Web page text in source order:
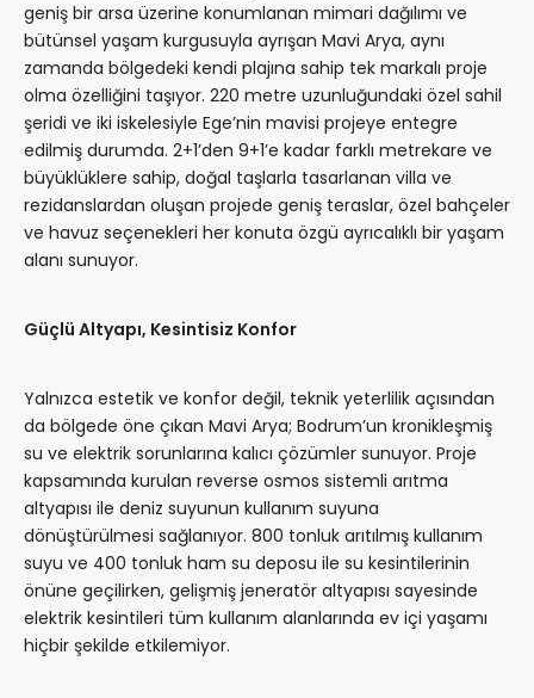
geniş bir arsa üzerine konumlanan mimari dağılımı ve
bütünsel yaşam kurgusuyla ayrışan Mavi Arya, aynı
zamanda bölgedeki kendi plajına sahip tek markalı proje
olma özelliğini taşıyor. 220 metre uzunluğundaki özel sahil
şeridi ve iki iskelesiyle Ege’nin mavisi projeye entegre
edilmiş durumda. 2+1’den 9+1’e kadar farklı metrekare ve
büyüklüklere sahip, doğal taşlarla tasarlanan villa ve
rezidanslardan oluşan projede geniş teraslar, özel bahçeler
ve havuz seçenekleri her konuta özgü ayrıcalıklı bir yaşam
alanı sunuyor.
Güçlü Altyapı, Kesintisiz Konfor
Yalnızca estetik ve konfor değil, teknik yeterlilik açısından
da bölgede öne çıkan Mavi Arya; Bodrum’un kronikleşmiş
su ve elektrik sorunlarına kalıcı çözümler sunuyor. Proje
kapsamında kurulan reverse osmos sistemli arıtma
altyapısı ile deniz suyunun kullanım suyuna
dönüştürülmesi sağlanıyor. 800 tonluk arıtılmış kullanım
suyu ve 400 tonluk ham su deposu ile su kesintilerinin
önüne geçilirken, gelişmiş jeneratör altyapısı sayesinde
elektrik kesintileri tüm kullanım alanlarında ev içi yaşamı
hiçbir şekilde etkilemiyor.